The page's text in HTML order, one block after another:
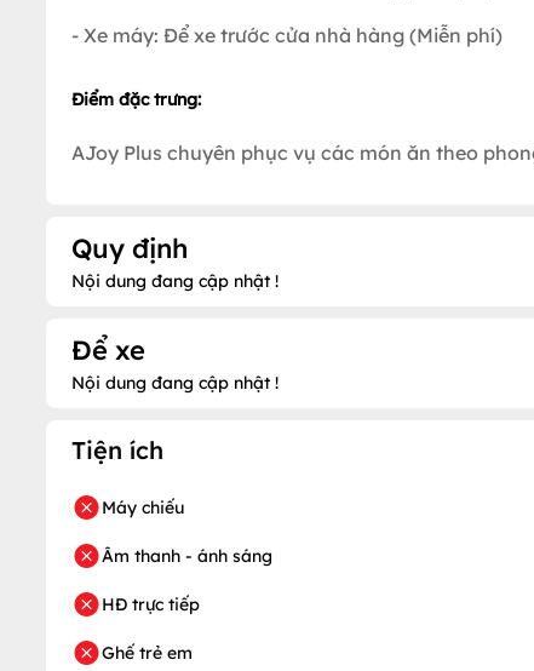
- Xe máy: Để xe trước cửa nhà hàng (Miễn phí)
Điểm đặc trưng:
AJoy Plus chuyên phục vụ các món ăn theo
Quy định
Nội dung đang cập nhật !
Để xe
Nội dung đang cập nhật !
Tiện ích
Máy chiếu
Âm thanh - ánh sáng
HĐ trực tiếp
Ghế trẻ em